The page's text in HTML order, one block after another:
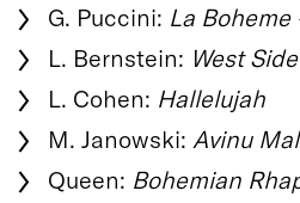
G. Puccini: La
L. Bernstein: West
L. Cohen: Hallelujah
M. Janowski: Avinu
Queen: Bohemian